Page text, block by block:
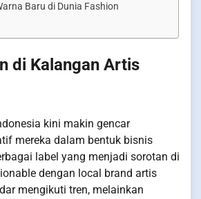
Baru di Dunia Fashion
di Kalangan Artis
kini makin gencar
mereka dalam bentuk bisnis
label yang menjadi sorotan di
dengan local brand artis
mengikuti tren, melainkan